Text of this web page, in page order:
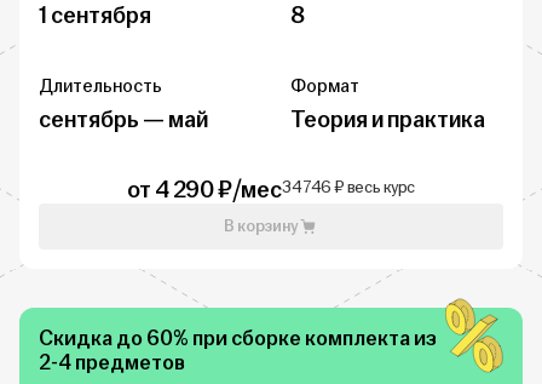
1 сентября 8
Длительность
сентябрь — май
Формат
Теория и практика
В корзину
от 4 290 ₽/мес34 746 ₽ весь курс
Скидка до 60% при сборке комплекта из
2-4 предметов